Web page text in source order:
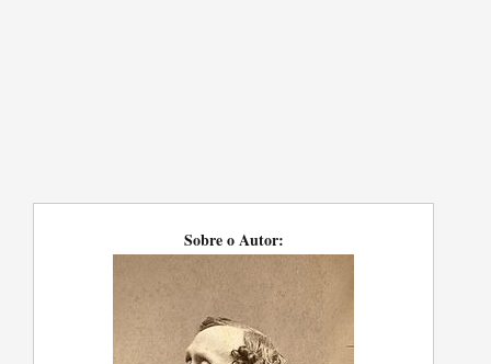
Sobre o Autor: